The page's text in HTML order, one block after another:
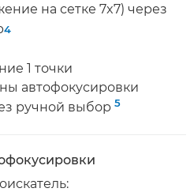
на сетке 7x7) через
4
1 точки
автофокусировки
ручной выбор 5